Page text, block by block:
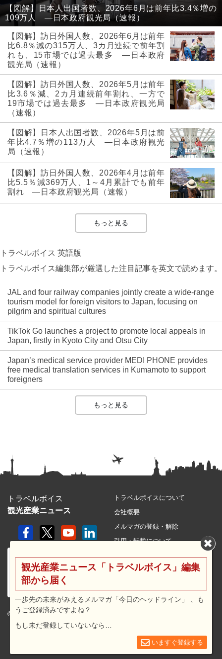
【図解】日本人出国者数、2026年6月は前年比3.4％増の
109万人 ―日本政府観光局（速報）
【図解】訪日外国人数、2026年6月は前年
比6.8％減の315万人、3カ月連続で前年割
れも、15市場では過去最多 ―日本政府
観光局（速報）
【図解】訪日外国人数、2026年5月は前年
比3.6％減、2カ月連続前年割れ、一方で
19市場では過去最多 ―日本政府観光局
（速報）
【図解】日本人出国者数、2026年5月は前
年比4.7％増の113万人 ―日本政府観光
局（速報）
【図解】訪日外国人数、2026年4月は前年
比5.5％減369万人、1～4月累計でも前年
割れ ―日本政府観光局（速報）
もっと見る
トラベルボイス 英語版
トラベルボイス編集部が厳選した注目記事を英文で読めます。
JAL and four railway companies jointly create a wide-range
tourism model for foreign visitors to Japan, focusing on
pilgrim and spiritual cultures
TikTok Go launches a project to promote local appeals in
Japan, firstly in Kyoto City and Otsu City
Japan’s medical service provider MEDI PHONE provides
free medical translation services in Kumamoto to support
foreigners
もっと見る
トラベルボイス
観光産業ニュース
© 2026 travel voice.
トラベルボイスについて
会社概要
メルマガの登録・解除
引用・転載について
利用規約
広告メニュー・料金
観光産業ニュース「トラベルボイス」編集
部から届く
一歩先の未来がみえるメルマガ「今日のヘッドライン」 、も
うご登録済みですよね？
もし未だ登録していないなら…
いますぐ登録する